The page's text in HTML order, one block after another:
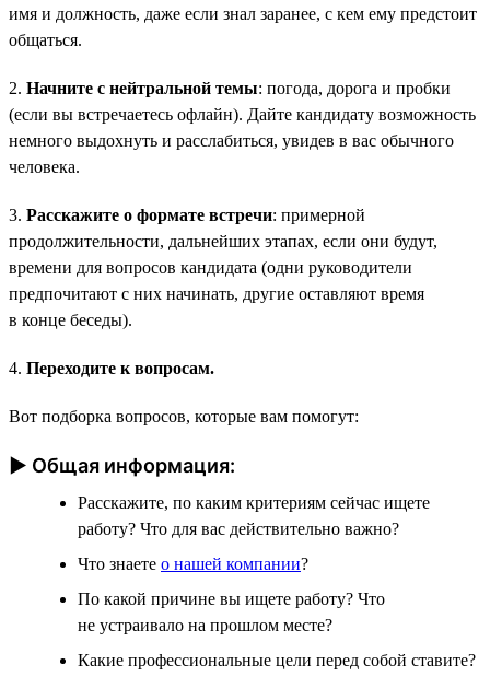
имя и должность, даже если знал заранее, с кем ему предстоит
общаться.
2. Начните с нейтральной темы: погода, дорога и пробки
(если вы встречаетесь офлайн). Дайте кандидату возможность
немного выдохнуть и расслабиться, увидев в вас обычного
человека.
3. Расскажите о формате встречи: примерной
продолжительности, дальнейших этапах, если они будут,
времени для вопросов кандидата (одни руководители
предпочитают с них начинать, другие оставляют время
в конце беседы).
4. Переходите к вопросам.
Вот подборка вопросов, которые вам помогут:
► Общая информация:
Расскажите, по каким критериям сейчас ищете
работу? Что для вас действительно важно?
Что знаете о нашей компании?
По какой причине вы ищете работу? Что
не устраивало на прошлом месте?
Какие профессиональные цели перед собой ставите?